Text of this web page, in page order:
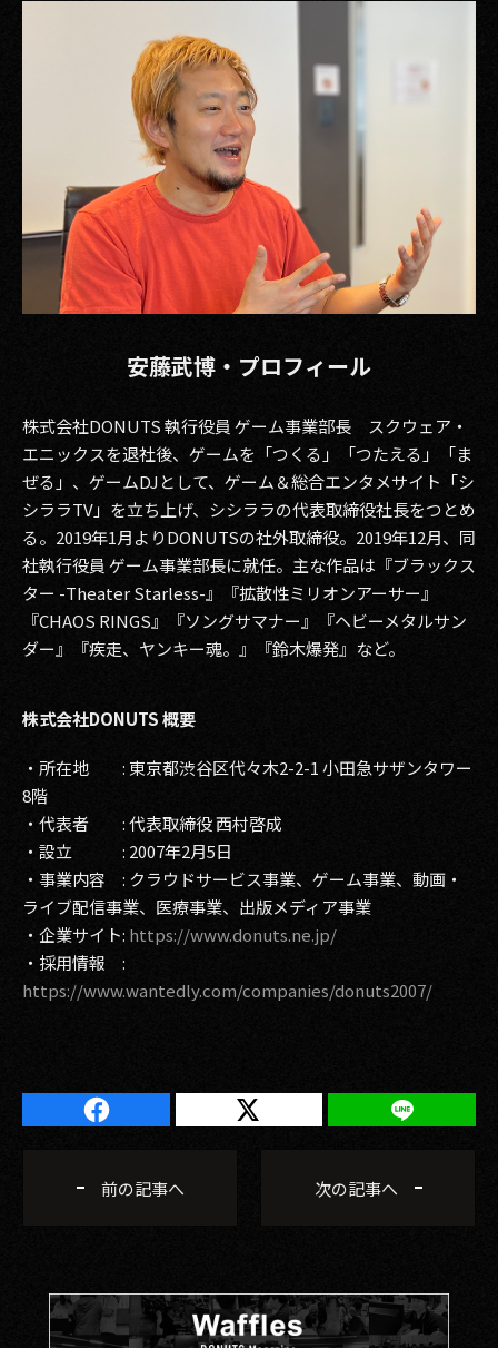
安藤武博・プロフィール
株式会社DONUTS 執行役員 ゲーム事業部長 スクウェア・
エニックスを退社後、ゲームを「つくる」「つたえる」「ま
ぜる」、ゲームDJとして、ゲーム＆総合エンタメサイト「シ
シララTV」を立ち上げ、シシララの代表取締役社長をつとめ
る。2019年1月よりDONUTSの社外取締役。2019年12月、同
社執行役員 ゲーム事業部長に就任。主な作品は『ブラックス
ター -Theater Starless-』『拡散性ミリオンアーサー』
『CHAOS RINGS』『ソングサマナー』『ヘビーメタルサン
ダー』『疾走、ヤンキー魂。』『鈴木爆発』など。
株式会社DONUTS 概要
・所在地 : 東京都渋谷区代々木2-2-1 小田急サザンタワー
8階
・代表者 : 代表取締役 西村啓成
・設立 : 2007年2月5日
・事業内容 : クラウドサービス事業、ゲーム事業、動画・
ライブ配信事業、医療事業、出版メディア事業
・企業サイト: https://www.donuts.ne.jp/
・採用情報 :
https://www.wantedly.com/companies/donuts2007/
前の記事へ 次の記事へ